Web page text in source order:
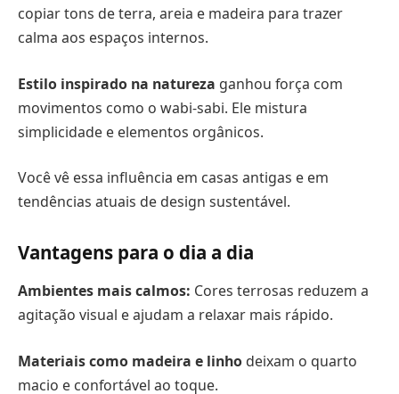
copiar tons de terra, areia e madeira para trazer
calma aos espaços internos.
Estilo inspirado na natureza ganhou força com
movimentos como o wabi-sabi. Ele mistura
simplicidade e elementos orgânicos.
Você vê essa influência em casas antigas e em
tendências atuais de design sustentável.
Vantagens para o dia a dia
Ambientes mais calmos: Cores terrosas reduzem a
agitação visual e ajudam a relaxar mais rápido.
Materiais como madeira e linho deixam o quarto
macio e confortável ao toque.